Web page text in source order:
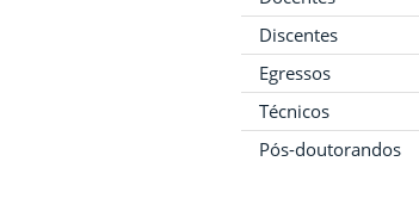
Discentes
Egressos
Técnicos
Pós-doutorandos